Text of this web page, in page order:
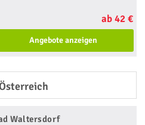
ab 42 €
Angebote anzeigen
Waltersdorf